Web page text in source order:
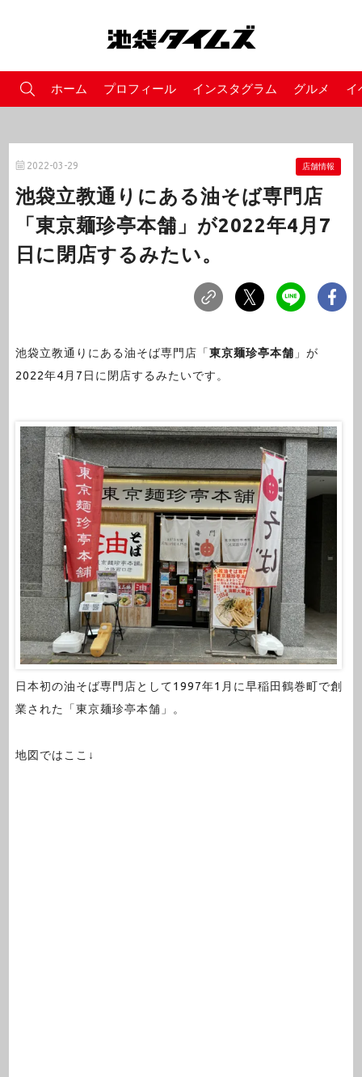
ホーム プロフィール インスタグラム グルメ イ
2022-03-29 店舗情報
池袋立教通りにある油そば専門店
「東京麺珍亭本舗」が2022年4月7
日に閉店するみたい。
池袋立教通りにある油そば専門店「東京麺珍亭本舗 」が
2022年4月7日に閉店するみたいです。
日本初の油そば専門店として1997年1月に早稲田鶴巻町で創
業された「東京麺珍亭本舗」。
地図ではここ↓